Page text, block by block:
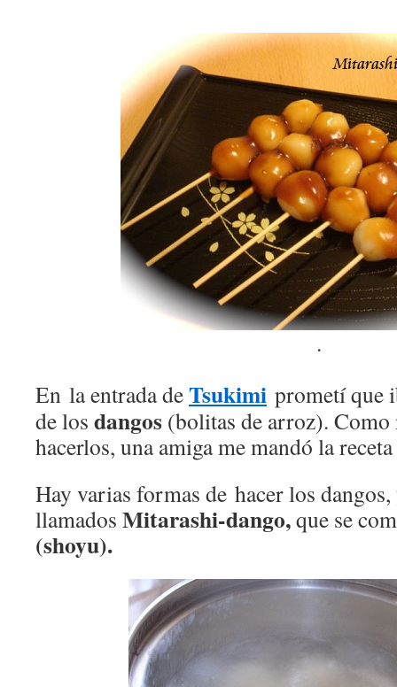
.
En la entrada deTsukimi prometí que
de los dangos (bolitas de arroz).
hacerlos, una amiga me mandó la
Hay varias formas de hacer los
llamados Mitarashi-dango,que se
(shoyu).